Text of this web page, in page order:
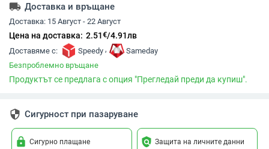
local_shipping Доставка и връщане
Доставка: 15 Август - 22 Август
Цена на доставка: 2.51€/4.91лв
Доставяме с: Speedy ,
Sameday
Безпроблемно връщане
Продуктът се предлага с опция "Прегледай преди да купиш".
security Сигурност при пазаруване
lock Сигурно плащане policy Защита на личните данни